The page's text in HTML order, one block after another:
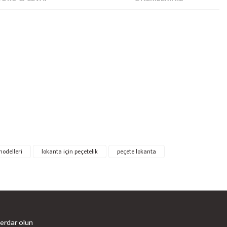
lokanta için peçetelik
peçete lokanta
olun